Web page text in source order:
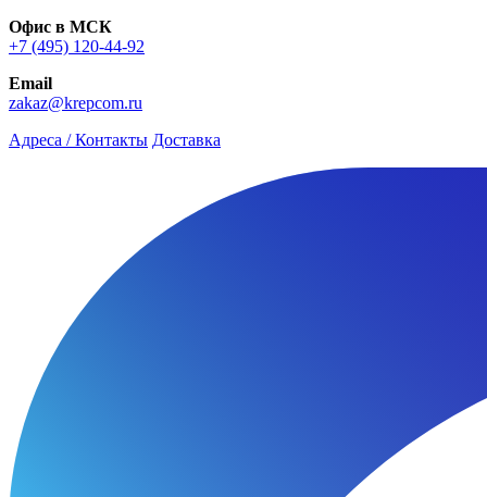
Офис в МСК
+7 (495) 120-44-92
Email
zakaz@krepcom.ru
Адреса / Контакты Доставка